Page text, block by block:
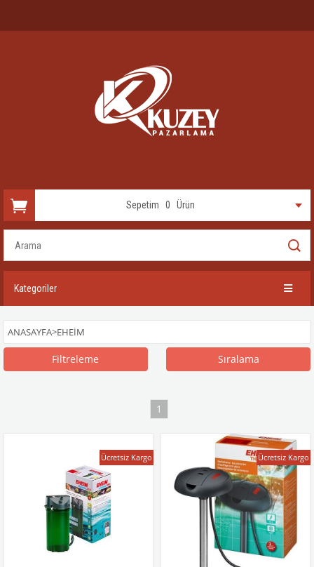
Sepetim 0 Ürün
Kategoriler
ANASAYFA>EHEIM
Filtreleme Sıralama
1
Ücretsiz Kargo Ücretsiz Kargo